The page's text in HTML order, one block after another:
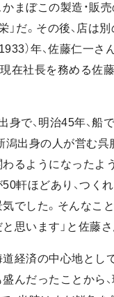
かまぼこの製造・販
」だ。その後、店は
）年、佐藤仁一さ
在社長を務める佐
身で、明治45年、船
潟出身の人が営む呉
るようになったよ
軒ほどあり、つく
でした。そんなこ
思います」と佐藤さ
経済の中心地とし
んだったことから